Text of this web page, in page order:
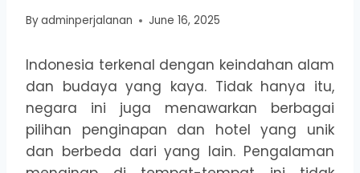
Byadminperjalanan June 16, 2025
Indonesia terkenal dengan keindahan alam
dan budaya yang kaya. Tidak hanya itu,
negara ini juga menawarkan berbagai
pilihan penginapan dan hotel yang unik
dan berbeda dari yang lain. Pengalaman